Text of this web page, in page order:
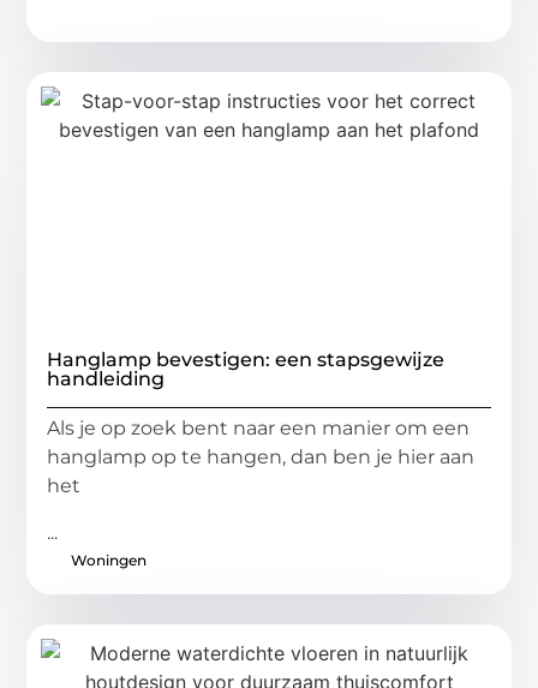
Hanglamp bevestigen: een stapsgewijze
handleiding
Als je op zoek bent naar een manier om een
hanglamp op te hangen, dan ben je hier aan
het
...
Woningen